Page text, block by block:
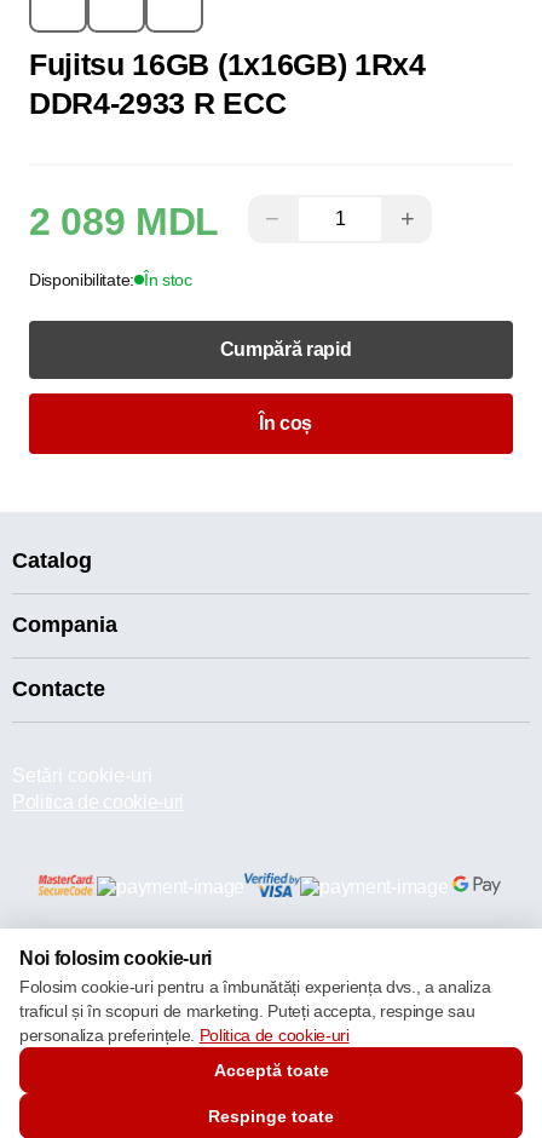
Fujitsu 16GB (1x16GB) 1Rx4
DDR4-2933 R ECC
2 089 MDL − +
Disponibilitate: În stoc
Cumpără rapid
În coș
Catalog
Compania
Contacte
Setări cookie-uri
Politica de cookie-uri
© 2013 – 2026 ECOM
Noi folosim cookie-uri
Folosim cookie-uri pentru a îmbunătăți experiența dvs., a analiza
traficul și în scopuri de marketing. Puteți accepta, respinge sau
personaliza preferințele. Politica de cookie-uri
Acceptă toate
Respinge toate